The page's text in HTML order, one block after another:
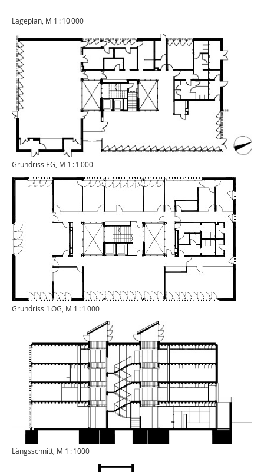
Lageplan, M 1 : 10 000
Grundriss EG, M 1 : 1 000
Grundriss 1.OG, M 1 : 1 000
Längsschnitt, M 1 : 1000